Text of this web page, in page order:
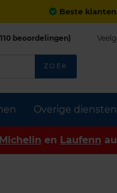
Beste
Overige diensten
beoordelingen)
ZOEK
Michelin en Laufenn